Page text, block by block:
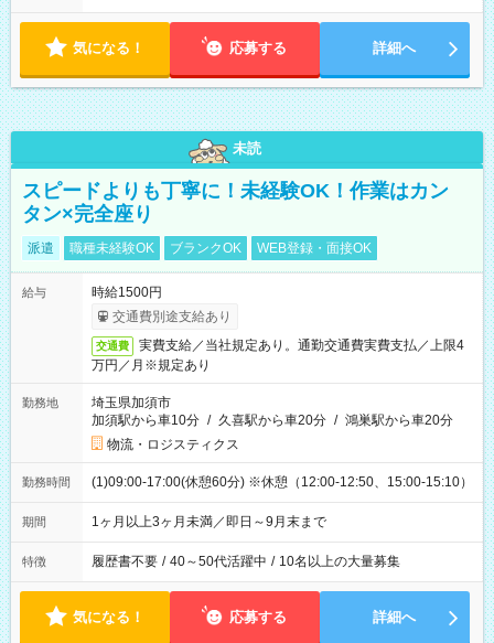
気になる！ 応募する 詳細へ
未読
スピードよりも丁寧に！未経験OK！作業はカン
タン×完全座り
派遣 職種未経験OK ブランクOK WEB登録・面接OK
給与
時給1500円
交通費別途支給あり
交通費
実費支給／当社規定あり。通勤交通費実費支払／上限4
万円／月※規定あり
勤務地
埼玉県加須市
加須駅から車10分 / 久喜駅から車20分 / 鴻巣駅から車20分
物流・ロジスティクス
勤務時間 (1)09:00-17:00(休憩60分) ※休憩（12:00-12:50、15:00-15:10）
期間 1ヶ月以上3ヶ月未満／即日～9月末まで
特徴 履歴書不要 / 40～50代活躍中 / 10名以上の大量募集
気になる！ 応募する 詳細へ